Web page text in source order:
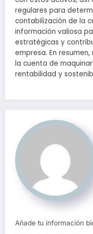
regulares para
contabilización de la
información valiosa
estratégicas y
empresa. En
la cuenta de
rentabilidad y
Añade tu información